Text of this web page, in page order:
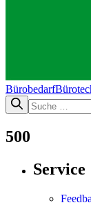
Bürobedarf
500
Service